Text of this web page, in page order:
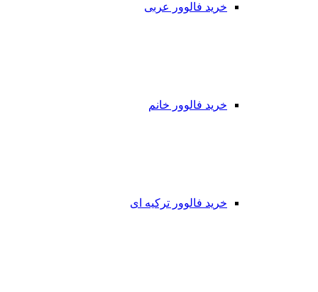
خرید فالوور عربی
خرید فالوور خانم
خرید فالوور ترکیه ای